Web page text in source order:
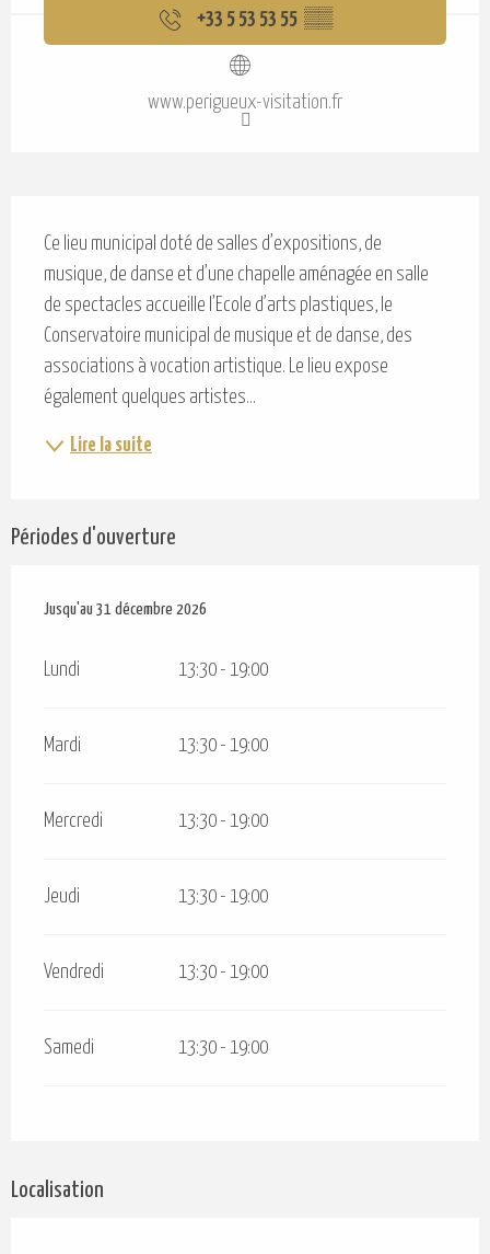
+33 5 53 53 55 ▒▒
www.perigueux-visitation.fr
Ce lieu municipal doté de salles d’expositions, de
musique, de danse et d’une chapelle aménagée en salle
de spectacles accueille l’Ecole d’arts plastiques, le
Conservatoire municipal de musique et de danse, des
associations à vocation artistique. Le lieu expose
également quelques artistes...
Lire la suite
Périodes d'ouverture
Du2 janvier 2026au31 décembre 2026
Jusqu'au 31 décembre 2026
Lundi 13:30 - 19:00
Mardi 13:30 - 19:00
Mercredi 13:30 - 19:00
Jeudi 13:30 - 19:00
Vendredi 13:30 - 19:00
Samedi 13:30 - 19:00
Localisation